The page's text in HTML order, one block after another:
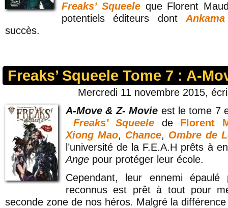
Freaks’ Squeeleque Florent
potentiels éditeurs dont Ankama
succès.
Freaks’ Squeele Tome 7 : A-
Mercredi 11 novembre 2015,
A-Move & Z- Movie est le tome 7
Freaks’ Squeele de Florent
Xiong Mao, Chance, Ombre de
l’université de la F.E.A.H prêts à
Ange pour protéger leur école.
Cependant, leur ennemi
reconnus est prêt à tout pour
seconde zone de nos héros. Malgré la